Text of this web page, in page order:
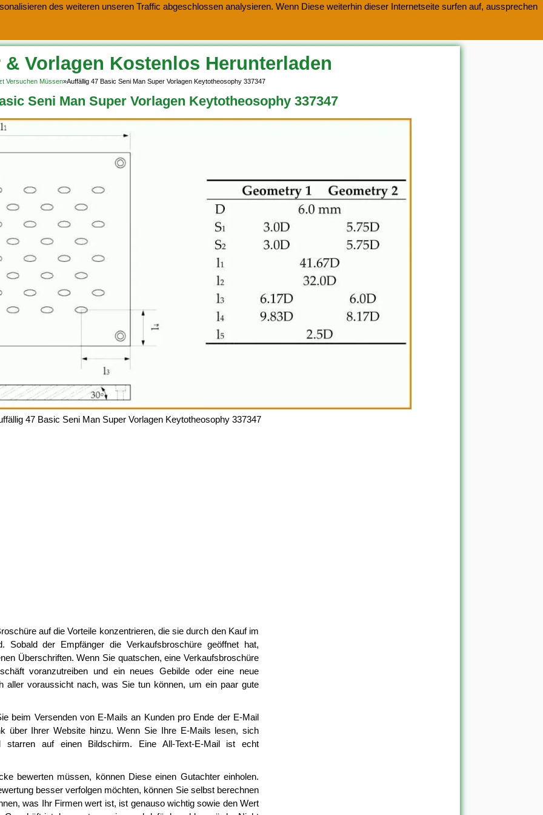
des weiteren unseren Traffic abgeschlossen analysieren. Wenn Diese weiterhin dieser Internetseite surfen auf, aussprechen
& Vorlagen Kostenlos Herunterladen
Versuchen Müssen»Auffällig 47 Basic Seni Man Super Vorlagen Keytotheosophy 337347
Seni Man Super Vorlagen Keytotheosophy 337347
47 Basic Seni Man Super Vorlagen Keytotheosophy 337347
auf die Vorteile konzentrieren, die sie durch den Kauf im
Sobald der Empfänger die Verkaufsbroschüre geöffnet hat,
Überschriften. Wenn Sie quatschen, eine Verkaufsbroschüre
voranzutreiben und ein neues Gebilde oder eine neue
aller voraussicht nach, was Sie tun können, um ein paar gute
beim Versenden von E-Mails an Kunden pro Ende der E-Mail
über Ihrer Website hinzu. Wenn Sie Ihre E-Mails lesen, sich
auf einen Bildschirm. Eine All-Text-E-Mail ist echt
bewerten müssen, können Diese einen Gutachter einholen.
besser verfolgen möchten, können Sie selbst berechnen
was Ihr Firmen wert ist, ist genauso wichtig sowie den Wert